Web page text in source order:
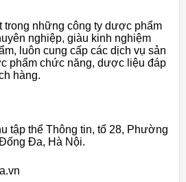
trong những công ty dược phẩm
nghiệp, giàu kinh nghiệm
luôn cung cấp các dịch vụ sản
phẩm chức năng, dược liệu đáp
hàng.
tập thể Thông tin, tổ 28, Phường
Đa, Hà Nội.